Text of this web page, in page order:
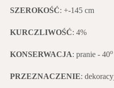
SZEROKOŚĆ: +-145 cm
KURCZLIWOŚĆ: 4%
KONSERWACJA: pranie - 40o
PRZEZNACZENIE: